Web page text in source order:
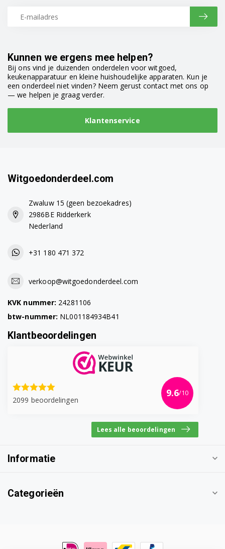
Kunnen we ergens mee helpen?
Bij ons vind je duizenden onderdelen voor witgoed,
keukenapparatuur en kleine huishoudelijke apparaten. Kun je
een onderdeel niet vinden? Neem gerust contact met ons op
— we helpen je graag verder.
Klantenservice
Witgoedonderdeel.com
Zwaluw 15 (geen bezoekadres)
2986BE Ridderkerk
Nederland
+31 180 471 372
verkoop@witgoedonderdeel.com
KVK nummer: 24281106
btw-nummer: NL001184934B41
Klantbeoordelingen
2099 beoordelingen
9.6/10
Lees alle beoordelingen
Informatie
Categorieën